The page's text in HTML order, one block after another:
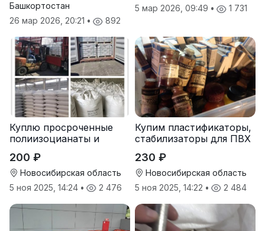
Башкортостан
26 мар 2026, 20:21 • 892
5 мар 2026, 09:49 • 1 731
Куплю просроченные
полиизоцианаты и
200 ₽
Новосибирская область
5 ноя 2025, 14:24 • 2 476
Купим пластификаторы,
стабилизаторы для ПВХ
230 ₽
Новосибирская область
5 ноя 2025, 14:22 • 2 484